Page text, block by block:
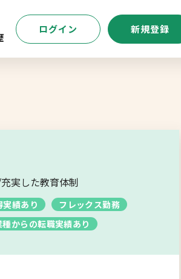
ログイン 新規登録
よくあるご質問
実した教育体制
績あり
フレックス勤務
種からの転職実績あり